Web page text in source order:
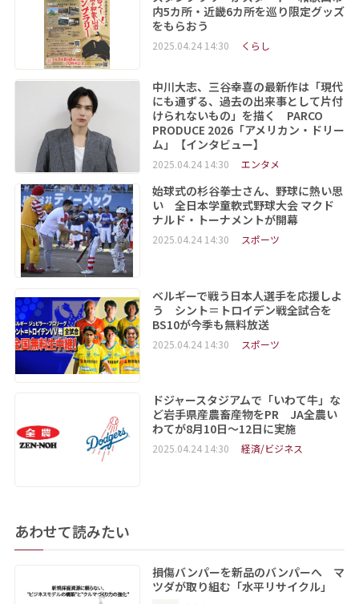
内5カ所・近畿6カ所を巡り限定グッズ
をもらおう
2025.04.24 14:30 くらし
中川大志、三谷幸喜の最新作は「現代
にも通ずる、過去の出来事として片付
けられないもの」を描く PARCO
PRODUCE 2026「アメリカン・ドリー
ム」【インタビュー】
2025.04.24 14:30 エンタメ
始球式の杉谷拳士さん、野球に熱い思
い 全日本学童軟式野球大会 マクド
ナルド・トーナメントが開幕
2025.04.24 14:30 スポーツ
ベルギーで戦う日本人選手を応援しよ
う シント＝トロイデン戦全試合を
BS10が今季も無料放送
2025.04.24 14:30 スポーツ
ドジャースタジアムで「いわて牛」な
ど岩手県産農畜産物をPR JA全農い
わてが8月10日～12日に実施
2025.04.24 14:30 経済/ビジネス
あわせて読みたい
損傷バンパーを新品のバンパーへ マ
ツダが取り組む「水平リサイクル」